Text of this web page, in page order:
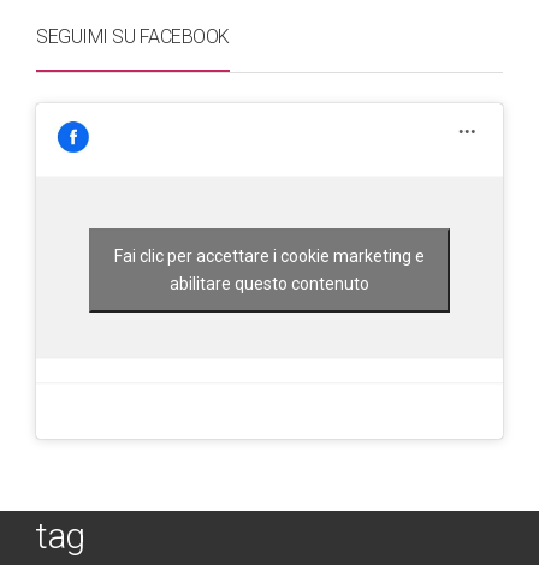
SEGUIMI SU FACEBOOK
Fai clic per accettare i cookie marketing e
abilitare questo contenuto
tag